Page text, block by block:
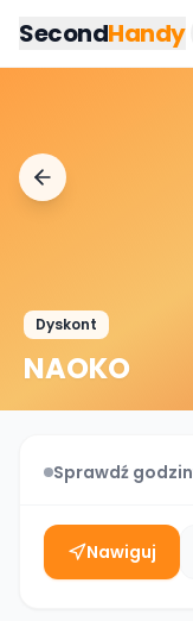
SecondHandy
Dyskont
NAOKO
Sprawdź
Nawiguj